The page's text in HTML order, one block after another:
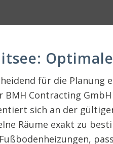
für die Planung
BMH Contracting
sich an der
Räume exakt zu